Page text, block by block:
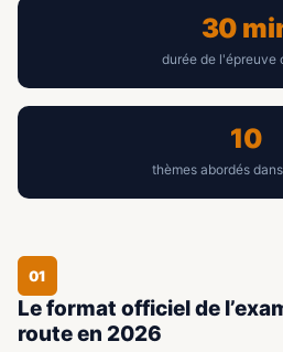
30
durée de l'épreuve
10
thèmes abordés
01
Le format officiel de
route en 2026